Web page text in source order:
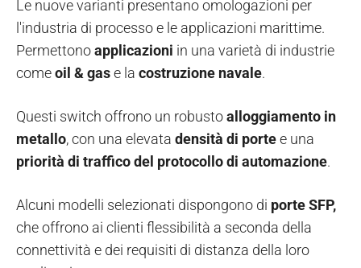
Le nuove varianti presentano omologazioni per
l'industria di processo e le applicazioni marittime.
Permettonoapplicazioni in una varietà di industrie
comeoil & gase la costruzione navale.
Questi switch offrono un robustoalloggiamento in
metallo, con una elevata densità di portee una
priorità di traffico del protocollo di automazione.
Alcuni modelli selezionati dispongono di porte SFP,
che offrono ai clienti flessibilità a seconda della
connettività e dei requisiti di distanza della loro